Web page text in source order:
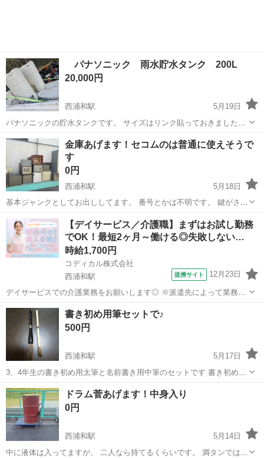
パナソニック 雨水貯水タンク 200L
20,000円
西浦和駅
5月19日
パナソニックの貯水タンクです。 サイズはリンク貼っておきましたの
で、ご確認下さい。 https://amzn.asia/d/1bpb9Ed 元値1つ80,000円以
上します。 部品はそろっていませんが、必要な方に。
埼玉 さいたま市 西浦和駅 雨水
金庫あげます！セコムのは普通に使えそうで
す
0円
西浦和駅
5月18日
基本ジャンクとしてお出ししてます。 番号とかは不明です。 鍵がささ
ってる金庫はセコムの物で、鍵ありますし、 施錠の確認とれました。
傷はあります。 一般よりちょっと大きめです
埼玉 志木市 西浦和駅 その他 セコム
【デイサービス／介護職】まずはお試し勤務
でOK！最短2ヶ月～働ける◎失敗しない…
時給1,700円
コディカル株式会社
西浦和駅
提携サイト 12月23日
デイサービスでの介護業務をお願いします◎ ※派遣先によって業務内
容の詳細は異なります。 【業務内容の一例】 ■送迎（運転または付き
添い） ■食事介助 ■入浴介助 ■排せつ介助 ■レクリエーション ■介護記
録作成 等 「聞...
埼玉 さいたま市 西浦和駅 介護
書き初め用筆セットで♪
500円
西浦和駅
5月17日
3、4年生の書き初め用太筆と名前書き用中筆のセットです 書き初めの
時に使っただけなので比較的きれいな状態です 書道を習っていて同じ
筆が2本あります 1つはお譲りしましたのであと1セットです 鵞毛堂の
筆通常ですと4500円くら...
埼玉 さいたま市 西浦和駅 その他 書き初め
ドラム菅あげます！中身入り
0円
西浦和駅
5月14日
中に液体は入ってますが、 二人なら持てるくらいです。 満タンではな